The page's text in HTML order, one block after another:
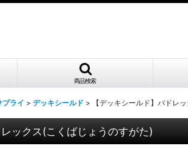
商品検索
ライ > デッキシールド > 【デッキシールド】バドレ
レックス(こくばじょうのすがた)